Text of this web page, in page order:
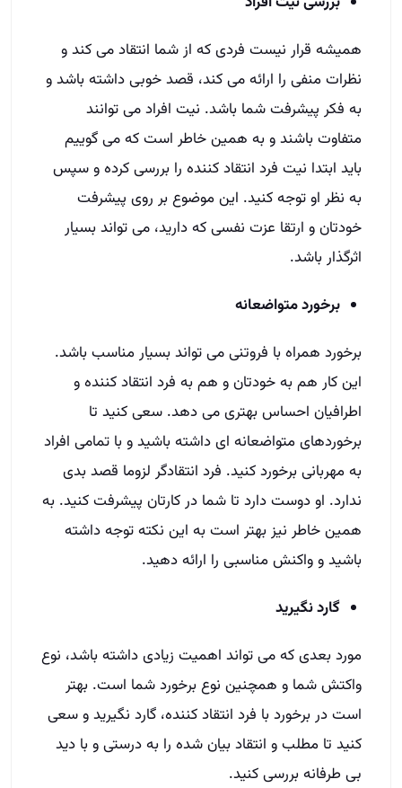
همیشه قرار نیست فردی که از شما انتقاد می کند و
نظرات منفی را ارائه می کند، قصد خوبی داشته باشد و
به فکر پیشرفت شما باشد. نیت افراد می توانند
متفاوت باشند و به همین خاطر است که می گوییم
باید ابتدا نیت فرد انتقاد کننده را بررسی کرده و سپس
به نظر او توجه کنید. این موضوع بر روی پیشرفت
خودتان و ارتقا عزت نفسی که دارید، می تواند بسیار
اثرگذار باشد.
برخورد متواضعانه
برخورد همراه با فروتنی می تواند بسیار مناسب باشد.
این کار هم به خودتان و هم به فرد انتقاد کننده و
اطرافیان احساس بهتری می دهد. سعی کنید تا
برخوردهای متواضعانه ای داشته باشید و با تمامی افراد
به مهربانی برخورد کنید. فرد انتقادگر لزوما قصد بدی
ندارد. او دوست دارد تا شما در کارتان پیشرفت کنید. به
همین خاطر نیز بهتر است به این نکته توجه داشته
باشید و واکنش مناسبی را ارائه دهید.
گارد نگیرید
مورد بعدی که می تواند اهمیت زیادی داشته باشد، نوع
واکتش شما و همچنین نوع برخورد شما است. بهتر
است در برخورد با فرد انتقاد کننده، گارد نگیرید و سعی
کنید تا مطلب و انتقاد بیان شده را به درستی و با دید
بی طرفانه بررسی کنید.